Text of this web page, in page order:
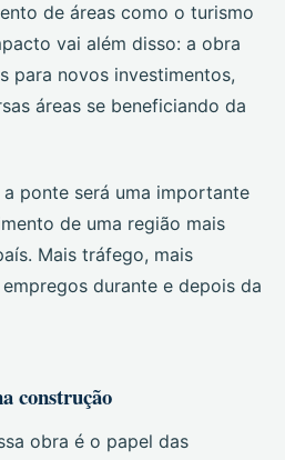
de áreas como o turismo
vai além disso: a obra
para novos investimentos,
áreas se beneficiando da
ponte será uma importante
de uma região mais
Mais tráfego, mais
durante e depois da
construção
obra é o papel das